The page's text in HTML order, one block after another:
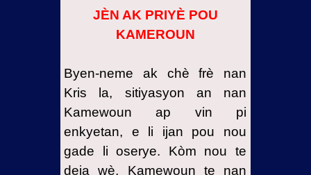
JÈN AK PRIYÈ POU
KAMEROUN
Byen-neme ak chè frè nan
Kris la, sitiyasyon an nan
Kamewoun ap vin pi
enkyetan, e li ijan pou nou
gade li oserye. Kòm nou te
deja wè, Kamewoun te nan